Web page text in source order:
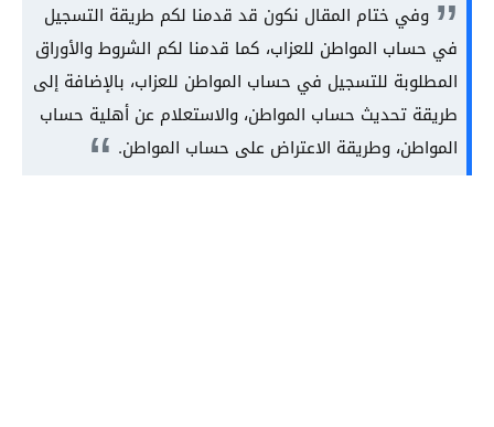
وفي ختام المقال نكون قد قدمنا لكم طريقة التسجيل
في حساب المواطن للعزاب، كما قدمنا لكم الشروط والأوراق
المطلوبة للتسجيل في حساب المواطن للعزاب، بالإضافة إلى
طريقة تحديث حساب المواطن، والاستعلام عن أهلية حساب
المواطن، وطريقة الاعتراض على حساب المواطن.